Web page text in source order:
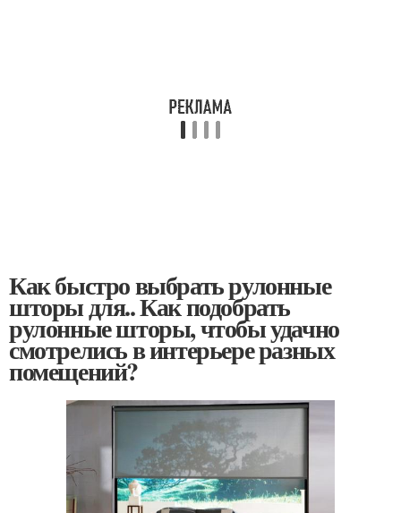
Как быстро выбрать рулонные
шторы для.. Как подобрать
рулонные шторы, чтобы удачно
смотрелись в интерьере разных
помещений?